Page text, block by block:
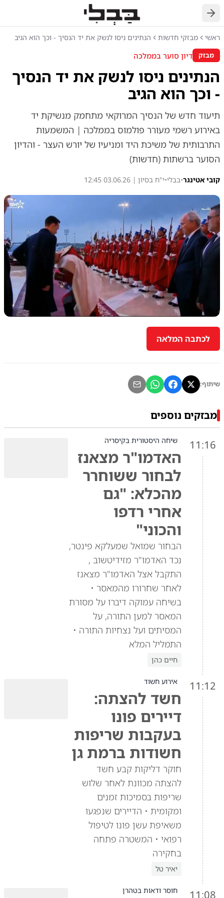
חזרה
ראשי מבזקי חדשות הנתינים ניסו לנשק את יד הנסיך - וכך הוא הגיב
מבזק דיון סוער בממלכה
הנתינים ניסו לנשק את יד הנסיך
- וכך הוא הגיב
תיעוד חדש של הנסיך המרוקאי מתחמק מנשיקת יד
באירוע רשמי מעורר פולמוס בממלכה | המשמעות
התרבותית של משיכת היד ומניעיו של יורש העצר - והדיון
הסוער ברשתות (חדשות)
קובי אטינגר•בבלי•י"ח בסיון | 03.06.26 12:45
לכתבה המלאה
שיתוף:
מבזקים נוספים
11:16 שיחה היסטורית בקיסריה
האדמו"ר מצאנז
לבחור ששוחרר
מהכלא: "גם
אחרי רדפו
והכוני"
הבחור שמואל שמעלקא פינטר,
נכד האדמו"ר מזידיטשוב ,
התקבל אצל האדמו"ר מצאנז
לאחר שחרורו מהמאסר •
בשיחה עמוקה דיברו על מסורת
המאסר למען התורה, על
המסיתים ועל נצחיות התורה •
התמליל המלא
חיים כהן
11:12 אירוע חשוד
חשד להצתה:
דיירים פונו
בעקבות שריפות
חשודות ברמת גן
חוקר דליקות קבע חשד
להצתה מכוונת לאחר שלוש
שריפות בסמיכות זמנים
ומקומית • הדיירים שנפגעו
משאיפת עשן פונו לטיפול
רפואי • המשטרה פתחה
בחקירה
יאיר טל
11:08 חוסר ודאות בטהרן